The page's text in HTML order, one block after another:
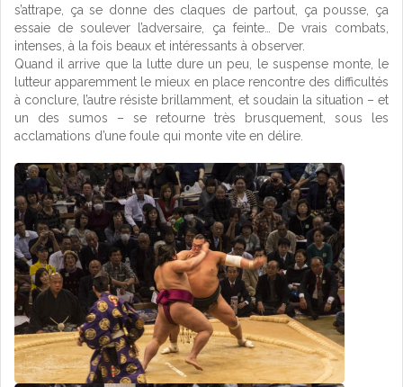
s’attrape, ça se donne des claques de partout, ça pousse, ça
essaie de soulever l’adversaire, ça feinte… De vrais combats,
intenses, à la fois beaux et intéressants à observer.
Quand il arrive que la lutte dure un peu, le suspense monte, le
lutteur apparemment le mieux en place rencontre des difficultés
à conclure, l’autre résiste brillamment, et soudain la situation – et
un des sumos – se retourne très brusquement, sous les
acclamations d’une foule qui monte vite en délire.